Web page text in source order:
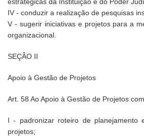
IV - conduzir a realização de pesquisas
V - sugerir iniciativas e projetos para a
organizacional.
SEÇÃO II
Apoio à Gestão de Projetos
Art. 58 Ao Apoio à Gestão de Projetos
I - padronizar roteiro de planejamento
projetos;